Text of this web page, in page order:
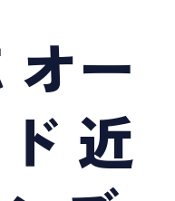
ー
近